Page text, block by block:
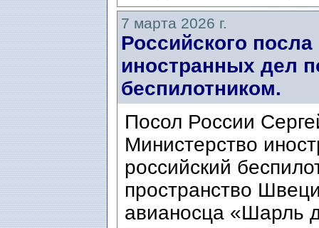
7 марта 2026 г.
Российского
иностранных дел
беспилотником.
Посол России
Министерство
российский
пространство
авианосца «Шарль